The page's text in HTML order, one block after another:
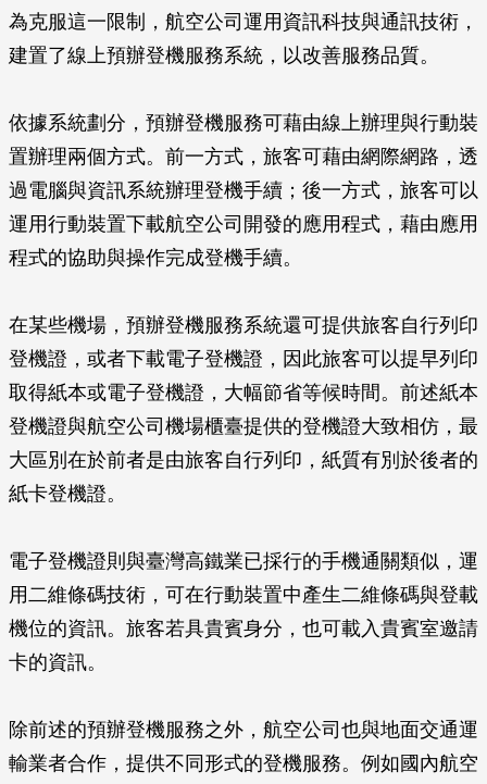
為克服這一限制，航空公司運用資訊科技與通訊技術，
建置了線上預辦登機服務系統，以改善服務品質。
依據系統劃分，預辦登機服務可藉由線上辦理與行動裝
置辦理兩個方式。前一方式，旅客可藉由網際網路，透
過電腦與資訊系統辦理登機手續；後一方式，旅客可以
運用行動裝置下載航空公司開發的應用程式，藉由應用
程式的協助與操作完成登機手續。
在某些機場，預辦登機服務系統還可提供旅客自行列印
登機證，或者下載電子登機證，因此旅客可以提早列印
取得紙本或電子登機證，大幅節省等候時間。前述紙本
登機證與航空公司機場櫃臺提供的登機證大致相仿，最
大區別在於前者是由旅客自行列印，紙質有別於後者的
紙卡登機證。
電子登機證則與臺灣高鐵業已採行的手機通關類似，運
用二維條碼技術，可在行動裝置中產生二維條碼與登載
機位的資訊。旅客若具貴賓身分，也可載入貴賓室邀請
卡的資訊。
除前述的預辦登機服務之外，航空公司也與地面交通運
輸業者合作，提供不同形式的登機服務。例如國內航空